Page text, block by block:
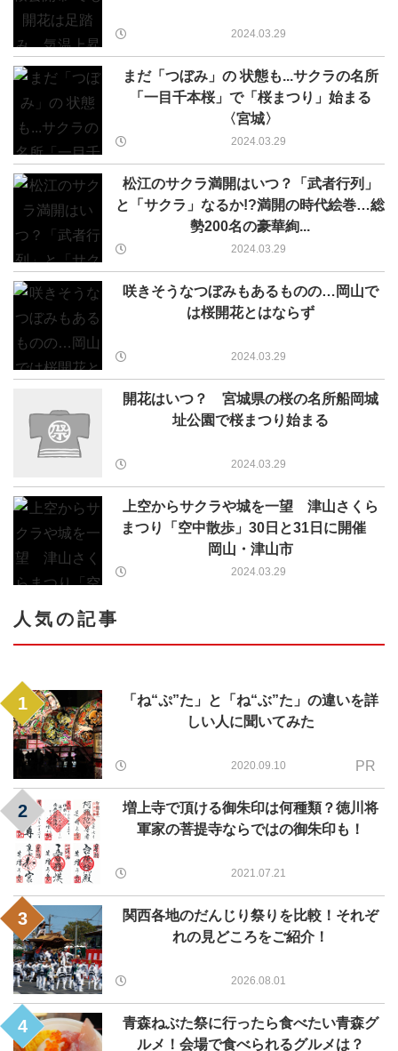
2024.03.29
まだ「つぼみ」の 状態も...サクラの名所
「一目千本桜」で「桜まつり」始まる
〈宮城〉
2024.03.29
松江のサクラ満開はいつ？「武者行列」
と「サクラ」なるか!?満開の時代絵巻…総
勢200名の豪華絢...
2024.03.29
咲きそうなつぼみもあるものの…岡山で
は桜開花とはならず
2024.03.29
開花はいつ？ 宮城県の桜の名所船岡城
址公園で桜まつり始まる
2024.03.29
上空からサクラや城を一望 津山さくら
まつり「空中散歩」30日と31日に開催
岡山・津山市
2024.03.29
人気の記事
「ね“ぷ”た」と「ね“ぶ”た」の違いを詳
しい人に聞いてみた
2020.09.10
1
PR
増上寺で頂ける御朱印は何種類？徳川将
軍家の菩提寺ならではの御朱印も！
2021.07.21
2
関西各地のだんじり祭りを比較！それぞ
れの見どころをご紹介！
2026.08.01
3
青森ねぶた祭に行ったら食べたい青森グ
ルメ！会場で食べられるグルメは？
4